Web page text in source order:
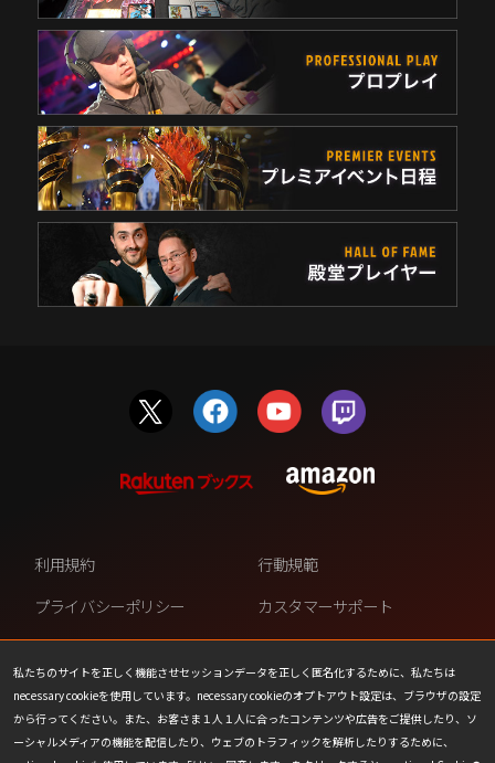
私たちのサイトを正しく機能させセッションデータを正しく匿名化するために、私たちは
necessary cookieを使用しています。necessary cookieのオプトアウト設定は、ブラウザの設定
から行ってください。また、お客さま１人１人に合ったコンテンツや広告をご提供したり、ソ
ーシャルメディアの機能を配信したり、ウェブのトラフィックを解析したりするために、
利用規約
行動規範
プライバシーポリシー
カスタマーサポート
ファンコンテンツ・ポリシー
個人情報の販売や共有を許可し
ない
COOKIE
プレスリリース
会社情報
お問い合わせ